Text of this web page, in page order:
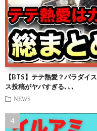
【BTS】テテ熱愛？パラダイ
ス投稿がヤバすぎる､､､
NEWS